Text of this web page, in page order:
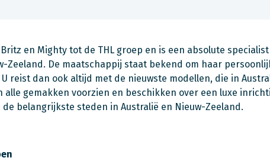
en Mighty tot de THL groep en is een absolute
Zeeland. De maatschappij staat bekend om haar
reist dan ook altijd met de nieuwste modellen, die in
alle gemakken voorzien en beschikken over een luxe
belangrijkste steden in Australië en Nieuw-Zeeland.